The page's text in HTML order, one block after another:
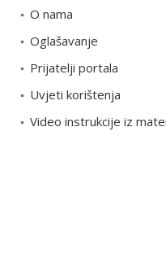
o
i
j
O nama
Oglašavanje
Prijatelji portala
Uvjeti korištenja
Video instrukcije iz